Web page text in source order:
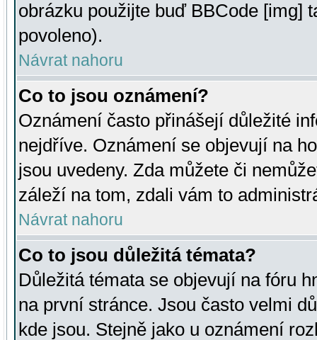
obrázku použijte buď BBCode [img]
povoleno).
Návrat nahoru
Co to jsou oznámení?
Oznámení často přinášejí důležité
nejdříve. Oznámení se objevují na
jsou uvedeny. Zda můžete či
záleží na tom, zdali vám to
Návrat nahoru
Co to jsou důležitá témata?
Důležitá témata se objevují na fóru
na první stránce. Jsou často velmi
kde jsou. Stejně jako u oznámení